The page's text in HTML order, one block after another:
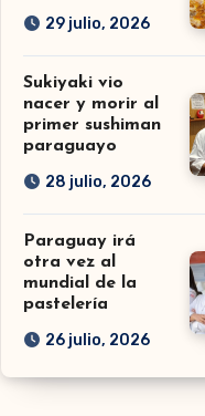
29 julio, 2026
Sukiyaki vio
nacer y morir al
primer sushiman
paraguayo
28 julio, 2026
Paraguay irá
otra vez al
mundial de la
pastelería
26 julio, 2026